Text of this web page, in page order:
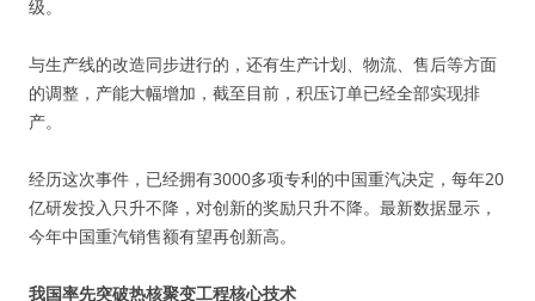
级。
与生产线的改造同步进行的，还有生产计划、物流、售后等方面
的调整，产能大幅增加，截至目前，积压订单已经全部实现排
产。
经历这次事件，已经拥有3000多项专利的中国重汽决定，每年20
亿研发投入只升不降，对创新的奖励只升不降。最新数据显示，
今年中国重汽销售额有望再创新高。
我国率先突破热核聚变工程核心技术